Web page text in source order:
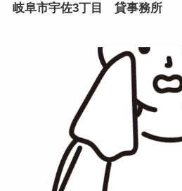
岐阜市宇佐3丁目 貸事務所